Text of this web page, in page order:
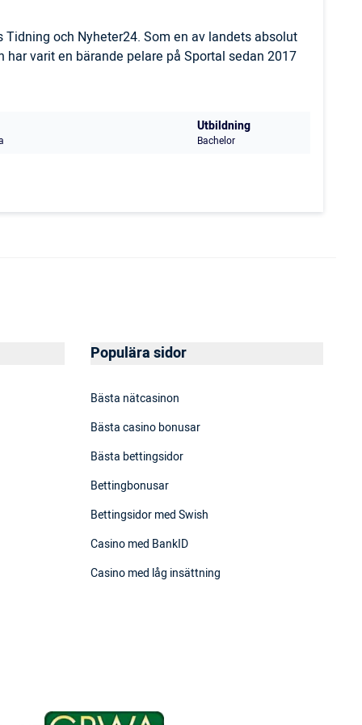
och Nyheter24. Som en av landets absolut
varit en bärande pelare på Sportal sedan 2017
Utbildning
Bachelor
Populära sidor
Bästa nätcasinon
Bästa casino bonusar
Bästa bettingsidor
Bettingbonusar
Bettingsidor med Swish
Casino med BankID
Casino med låg insättning